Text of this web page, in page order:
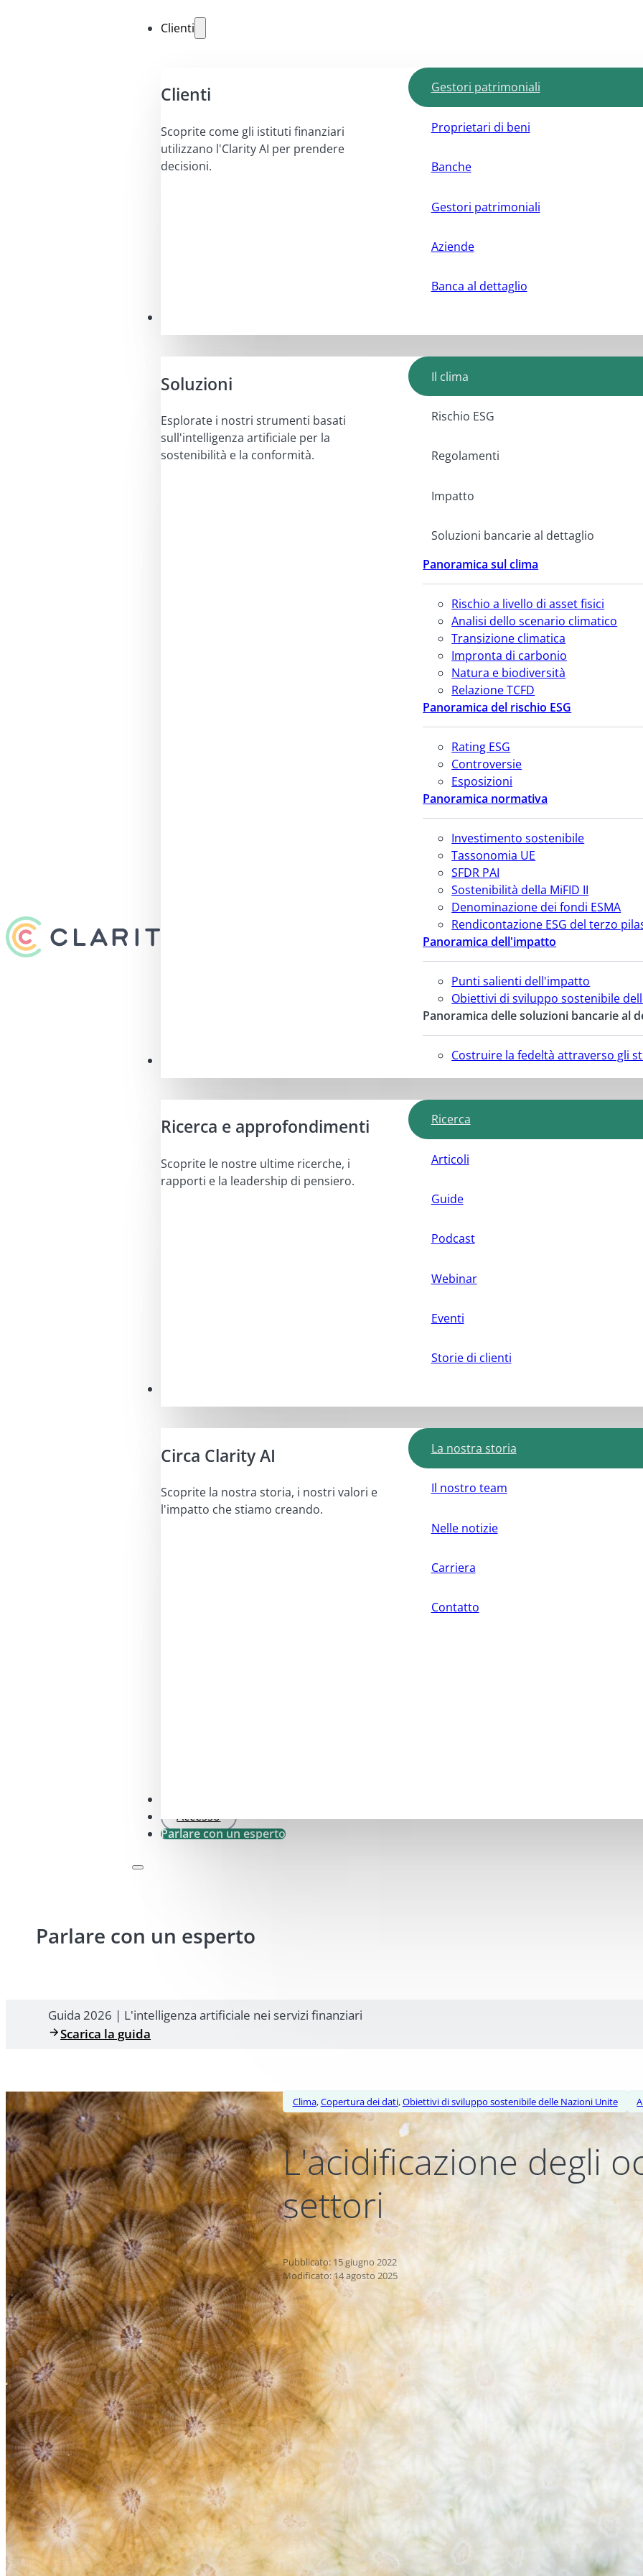
Clienti
Clienti
Scoprite come gli istituti finanziari
utilizzano l'Clarity AI per prendere
decisioni.
Gestori patrimoniali
Proprietari di beni
Banche
Gestori patrimoniali
Aziende
Banca al dettaglio
Soluzioni
Esplorate i nostri strumenti basati
sull'intelligenza artificiale per la
sostenibilità e la conformità.
Il clima
Rischio ESG
Regolamenti
Impatto
Soluzioni bancarie al dettaglio
Panoramica sul clima
Rischio a livello di asset fisici
Analisi dello scenario climatico
Transizione climatica
Impronta di carbonio
Natura e biodiversità
Relazione TCFD
Panoramica del rischio ESG
Rating ESG
Controversie
Esposizioni
Panoramica normativa
Investimento sostenibile
Tassonomia UE
SFDR PAI
Sostenibilità della MiFID II
Denominazione dei fondi ESMA
Rendicontazione ESG del terzo
Panoramica dell'impatto
Punti salienti dell'impatto
Obiettivi di sviluppo sostenibile
Panoramica delle soluzioni bancarie al
Costruire la fedeltà attraverso gli
Ricerca e approfondimenti
Scoprite le nostre ultime ricerche, i
rapporti e la leadership di pensiero.
Ricerca
Articoli
Guide
Podcast
Webinar
Eventi
Storie di clienti
Circa Clarity AI
Scoprite la nostra storia, i nostri valori e
l'impatto che stiamo creando.
La nostra storia
Il nostro team
Nelle notizie
Carriera
Contatto
Accesso
Parlare con un esperto
Parlare con un esperto
Guida 2026 | L'intelligenza artificiale nei servizi finanziari
Scarica la guida
Clima,Copertura dei dati,Obiettivi di sviluppo sostenibile delle Nazioni Unite
L'acidificazione degli
settori
Pubblicato: 15 giugno 2022
Modificato: 14 agosto 2025